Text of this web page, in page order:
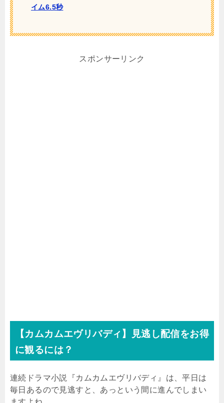
イム6.5秒
スポンサーリンク
【カムカムエヴリバディ】見逃し配信をお得
に観るには？
連続ドラマ小説『カムカムエヴリバディ』は、平日は
毎日あるので見逃すと、あっという間に進んでしまい